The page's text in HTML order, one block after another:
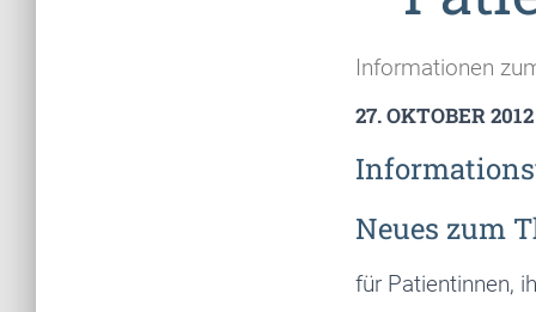
Informationen
27. OKTOBER 2012
Neues zum
für Patientinnen,